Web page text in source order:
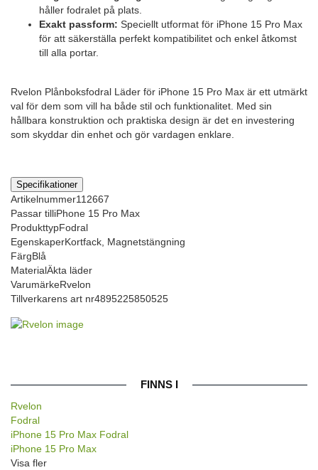
håller fodralet på plats.
Exakt passform: Speciellt utformat för iPhone 15 Pro Max
för att säkerställa perfekt kompatibilitet och enkel åtkomst
till alla portar.
Rvelon Plånboksfodral Läder för iPhone 15 Pro Max är ett utmärkt
val för dem som vill ha både stil och funktionalitet. Med sin
hållbara konstruktion och praktiska design är det en investering
som skyddar din enhet och gör vardagen enklare.
Specifikationer
Artikelnummer112667
Passar tilliPhone 15 Pro Max
ProdukttypFodral
EgenskaperKortfack, Magnetstängning
FärgBlå
MaterialÄkta läder
VarumärkeRvelon
Tillverkarens art nr4895225850525
FINNS I
Rvelon
Fodral
iPhone 15 Pro Max Fodral
iPhone 15 Pro Max
Visa fler